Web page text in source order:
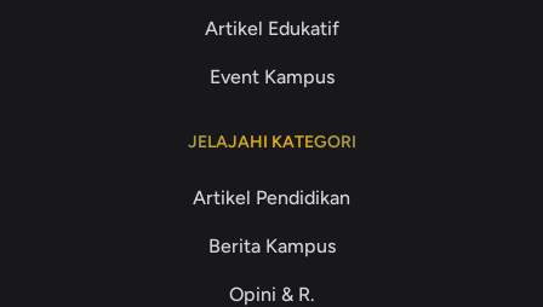
Artikel Edukatif
Event Kampus
JELAJAHI KATEGORI
Artikel Pendidikan
Berita Kampus
Opini & R.